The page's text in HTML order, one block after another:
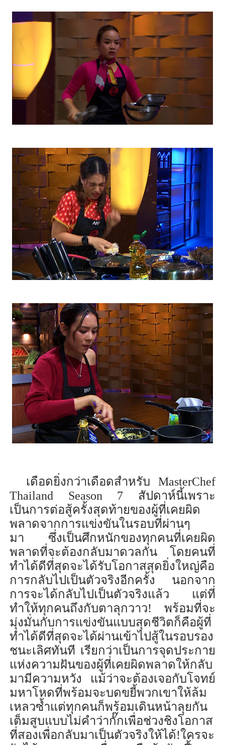
เดือดยิ่งกว่าเดือดสำหรับMasterChef
Thailand
Season 7 สัปดาห์นี้เพราะ
เป็นการต่อสู้ครั้งสุดท้ายของผูที่เคยผิด
พลาดจากการแข่งขันในรอบที่ผ่านๆ
มา
ซึ่งเป็นศึกหนักของทุกคนที่เคยผิด
พลาดที่จะต้องกลับมาดวลกัน โดยคนที่
ทำได้ดีที่สุดจะได้รับโอกาสสุดยิ่งใหญ่คือ
การกลับไปเป็นตัวจริงอีกครั้ง
นอกจาก
การจะได้กลับไปเป็นตัวจริงแล้ว แต่ที่
ทำให้ทุกคนถึงกับตาลุกวาว! พร้อมที่จะ
มุ่งมั่นกับการแข่งขันแบบสุดชีวิตก็คือผู้ที่
ทำได้ดีที่สุดจะได้ผ่านเข้าไปสู้ในรอบรอง
ชนะเลิศทันที เรียกว่าเป็นการจุดประกาย
แห่งความฝันของผู้ที่เคยผิดพลาดให้กลับ
มามีความหวัง แม้ว่าจะต้องเจอกับโจทย์
มหาโหดที่พร้อมจะบดขยี้พวกเขาให้ล้ม
เหลวซ้ำแต่ทุกคนก็พร้อมเดินหน้าลุยกัน
เต็มสูบแบบไม่คำว่ากั๊กเพื่อช่วงชิงโอกาส
ที่สองเพื่อกลับมาเป็นตัวจริงให้ได้!ใครจะ